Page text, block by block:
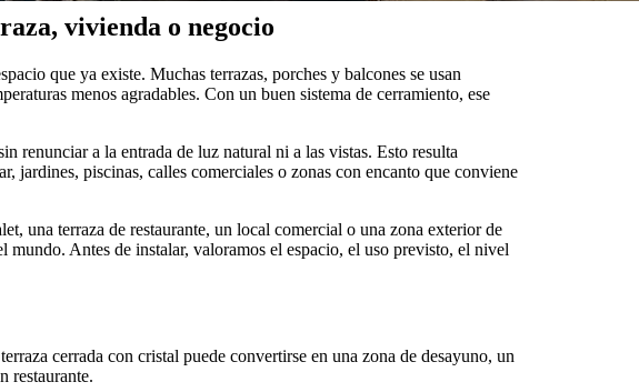
vivienda o negocio
que ya existe. Muchas terrazas, porches y balcones se usan
menos agradables. Con un buen sistema de cerramiento, ese
renunciar a la entrada de luz natural ni a las vistas. Esto resulta
jardines, piscinas, calles comerciales o zonas con encanto que conviene
una terraza de restaurante, un local comercial o una zona exterior de
Antes de instalar, valoramos el espacio, el uso previsto, el nivel
cerrada con cristal puede convertirse en una zona de desayuno, un
restaurante.